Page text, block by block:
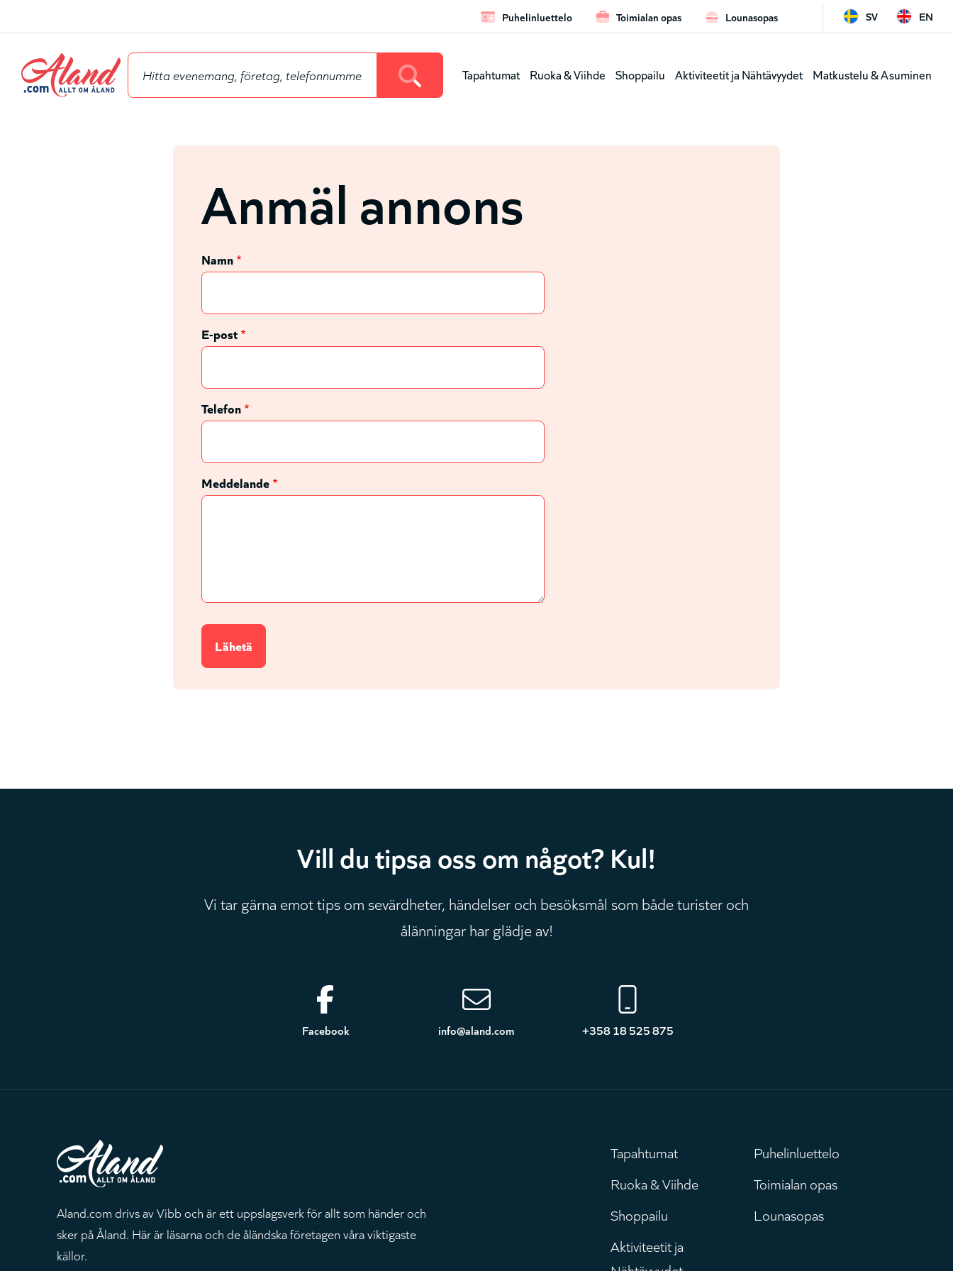
pääsisältöön
Leaderboard
Puhelinluettelo Toimialan opas Lounasopas SV EN
(nivå
1)
Tapahtumat Ruoka & Viihde Shoppailu Aktiviteetit ja Nähtävyydet Matkustelu & Asuminen
Anmäl annons
Namn
E-post
Telefon
Meddelande
Vill du tipsa oss om något? Kul!
Vi tar gärna emot tips om sevärdheter, händelser och besöksmål som både turister och
ålänningar har glädje av!
Facebook info@aland.com +358 18 525 875
Aland.com drivs av Vibb och är ett uppslagsverk för allt som händer och
sker på Åland. Här är läsarna och de åländska företagen våra viktigaste
källor.
Huvudmeny
Tapahtumat
Ruoka & Viihde
Shoppailu
Aktiviteetit ja
Puhelinluettelo
Toimialan opas
Lounasopas